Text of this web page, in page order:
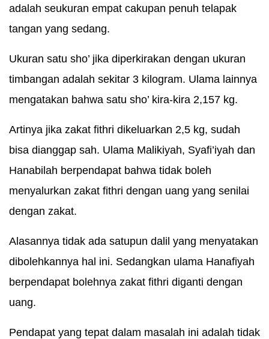
adalah seukuran empat cakupan penuh telapak
tangan yang sedang.
Ukuran satu sho’ jika diperkirakan dengan ukuran
timbangan adalah sekitar 3 kilogram. Ulama lainnya
mengatakan bahwa satu sho’ kira-kira 2,157 kg.
Artinya jika zakat fithri dikeluarkan 2,5 kg, sudah
bisa dianggap sah. Ulama Malikiyah, Syafi’iyah dan
Hanabilah berpendapat bahwa tidak boleh
menyalurkan zakat fithri dengan uang yang senilai
dengan zakat.
Alasannya tidak ada satupun dalil yang menyatakan
dibolehkannya hal ini. Sedangkan ulama Hanafiyah
berpendapat bolehnya zakat fithri diganti dengan
uang.
Pendapat yang tepat dalam masalah ini adalah tidak